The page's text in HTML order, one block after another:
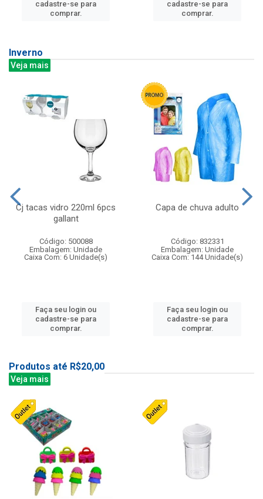
cadastre-se para
comprar.
cadastre-se para
comprar.
Inverno
Veja mais
Cj tacas vidro 220ml 6pcs
gallant
Código: 500088
Embalagem: Unidade
Caixa Com: 6 Unidade(s)
Faça seu login ou
cadastre-se para
comprar.
Capa de chuva adulto
Código: 832331
Embalagem: Unidade
Caixa Com: 144 Unidade(s)
Faça seu login ou
cadastre-se para
comprar.
Produtos até R$20,00
Veja mais